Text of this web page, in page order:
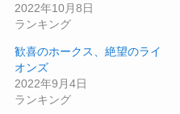
2022年10月8日
ランキング
歓喜のホークス、絶望のライ
オンズ
2022年9月4日
ランキング